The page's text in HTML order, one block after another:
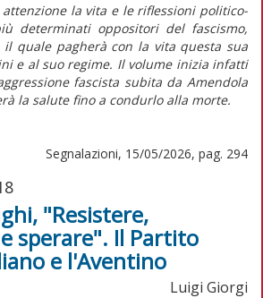
la vita e le riflessioni politico-
determinati oppositori del fascismo,
il quale pagherà con la vita questa sua
e al suo regime. Il volume inizia infatti
fascista subita da Amendola
la salute fino a condurlo alla morte.
Segnalazioni, 15/05/2026, pag. 294
"Resistere,
sperare". Il Partito
e l'Aventino
Luigi Giorgi